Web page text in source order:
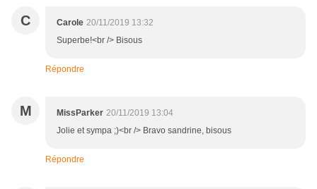
C Carole 20/11/2019 13:32
Superbe!<br /> Bisous
Répondre
M MissParker 20/11/2019 13:04
Jolie et sympa ;)<br /> Bravo sandrine, bisous
Répondre